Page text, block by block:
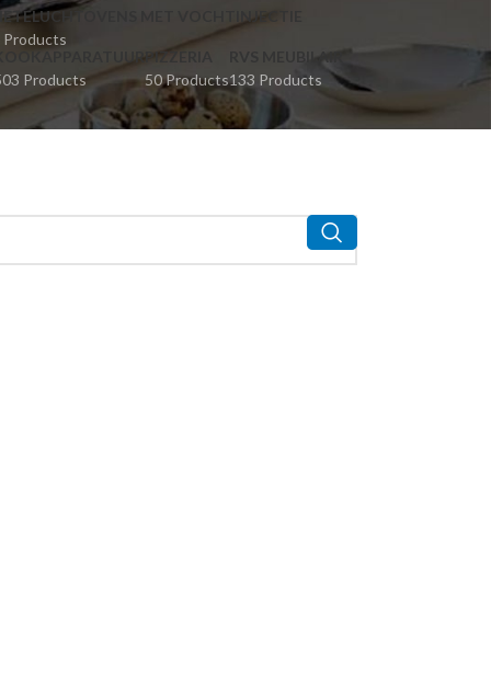
MET VOCHTINJECTIE
Products
KOOKAPPARATUUR
Products
PIZZERIA
50 Products
RVS MEUBILAIR
133 Products